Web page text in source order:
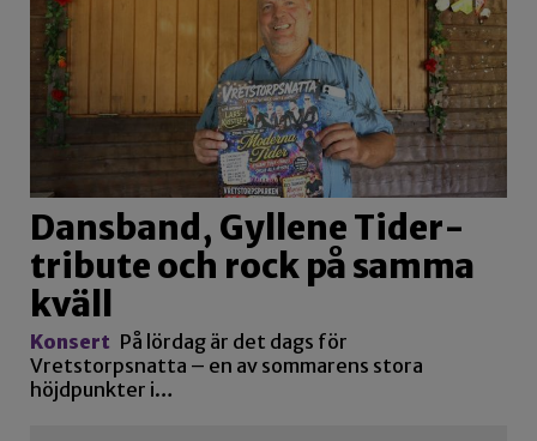
Dansband, Gyllene Tider-
tribute och rock på samma
kväll
Konsert På lördag är det dags för
Vretstorpsnatta – en av sommarens stora
höjdpunkter i…